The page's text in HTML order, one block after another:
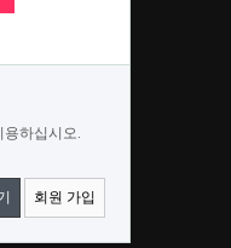
하십시오.
회원 가입